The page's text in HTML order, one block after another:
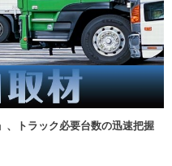
、トラック必要台数の迅速把握